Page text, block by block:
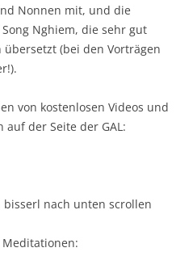
Nonnen mit, und die
Nghiem, die sehr gut
(bei den Vorträgen
von kostenlosen Videos und
auf der Seite der GAL:
nach unten scrollen